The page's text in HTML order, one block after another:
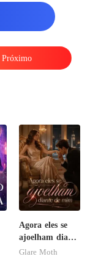
Próximo
Agora eles se
ajoelham diante
de mim
Glare Moth